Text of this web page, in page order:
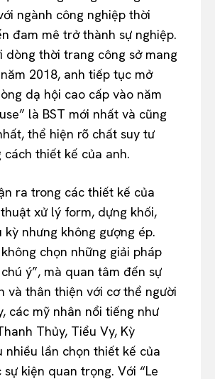
ngành công nghiệp thời
đam mê trở thành sự nghiệp.
dòng thời trang công sở mang
2018, anh tiếp tục mở
dạ hội cao cấp vào năm
là BST mới nhất và cũng
thể hiện rõ chất suy tư
cách thiết kế của anh.
ra trong các thiết kế của
xử lý form, dựng khối,
kỳ nhưng không gượng ép.
chọn những giải pháp
ý”, mà quan tâm đến sự
và thân thiện với cơ thể người
các mỹ nhân nổi tiếng như
Thủy, Tiểu Vy, Kỳ
nhiều lần chọn thiết kế của
sự kiện quan trọng. Với “Le